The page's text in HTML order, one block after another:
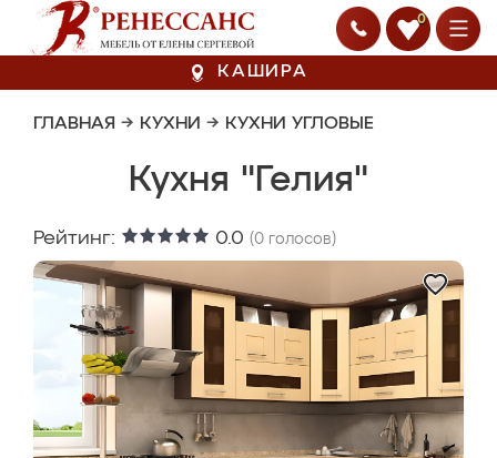
0
КАШИРА
ГЛАВНАЯ → КУХНИ → КУХНИ УГЛОВЫЕ
Кухня "Гелия"
Рейтинг: 0.0 (0 голосов)